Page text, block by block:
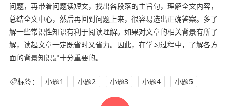
问题，再带着问题读短文，找出各段落的主旨句，理解全文内容，
总结全文中心，然后再回到问题上来，很容易选出正确答案。多了
解一些常识性知识有利于阅读理解。如果对文章的相关背景有所了
解，读起文章一定既省时又省力。因此，在学习过程中，了解各方
面的背景知识是十分重要的。
标签： 小题1 小题2 小题3 小题4 小题5